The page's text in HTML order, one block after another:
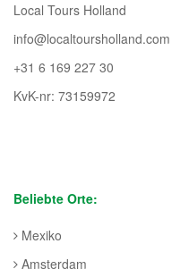
Local Tours Holland
info@localtoursholland.com
+31 6 169 227 30
KvK-nr: 73159972
Beliebte Orte:
Mexiko
Amsterdam